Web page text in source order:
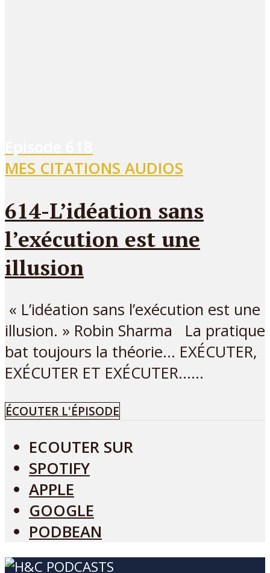
MES CITATIONS AUDIOS
614-L’idéation sans
l’exécution est une
illusion
« L’idéation sans l’exécution est une
illusion. » Robin Sharma La pratique
bat toujours la théorie… EXÉCUTER,
EXÉCUTER ET EXÉCUTER…...
ÉCOUTER L'ÉPISODE
ECOUTER SUR
SPOTIFY
APPLE
GOOGLE
PODBEAN